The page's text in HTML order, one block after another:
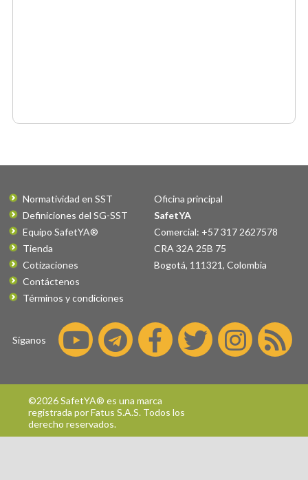
Normatividad en SST
Definiciones del SG-SST
Equipo SafetYA®
Tienda
Cotizaciones
Contáctenos
Términos y condiciones
Oficina principal
SafetYA
Comercial: +57 317 2627578
CRA 32A 25B 75
Bogotá, 111321, Colombia
Síganos
©2026 SafetYA® es una marca
registrada porFatus S.A.S. Todos los
derecho reservados.